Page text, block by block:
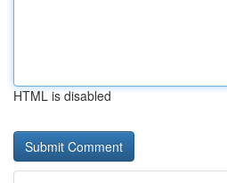
HTML is disabled